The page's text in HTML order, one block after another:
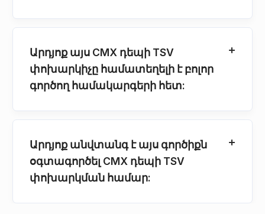
Արդյոք այս CMX դեպի TSV
փոխարկիչը համատեղելի է բոլոր
գործող համակարգերի հետ:
Արդյոք անվտանգ է այս գործիքն
օգտագործել CMX դեպի TSV
փոխարկման համար: